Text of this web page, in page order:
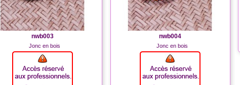
nwb003
Jonc en bois
nwb004
Jonc en bois